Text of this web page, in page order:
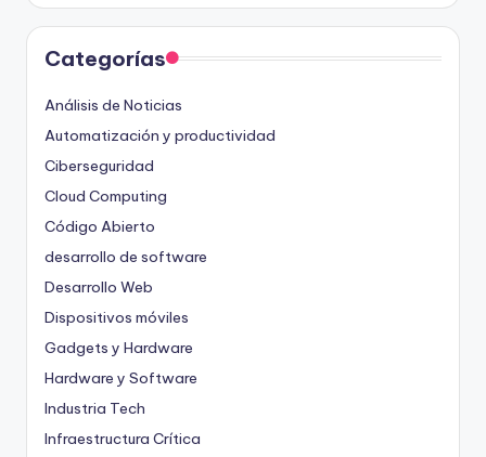
Categorías
Análisis de Noticias
Automatización y productividad
Ciberseguridad
Cloud Computing
Código Abierto
desarrollo de software
Desarrollo Web
Dispositivos móviles
Gadgets y Hardware
Hardware y Software
Industria Tech
Infraestructura Crítica